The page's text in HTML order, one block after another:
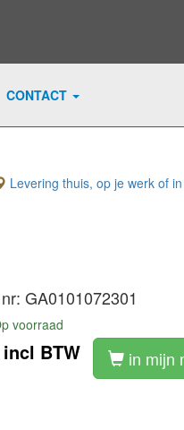
CONTACT
Levering thuis, op je werk of
GA0101072301
voorraad
incl BTW in mijn